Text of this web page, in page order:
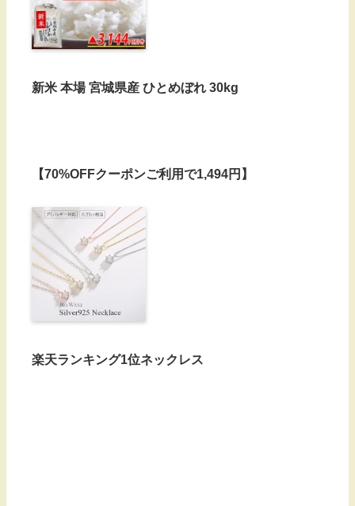
新米 本場 宮城県産 ひとめぼれ 30kg
【70%OFFクーポンご利用で1,494円】
楽天ランキング1位ネックレス